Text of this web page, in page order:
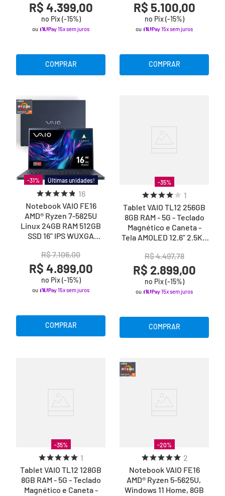
R$ 4.399,00
no Pix (-15%)
ou 15x sem juros
COMPRAR
R$ 5.100,00
no Pix (-15%)
ou 15x sem juros
COMPRAR
-31% Últimas unidades!
16
Notebook VAIO FE16
AMD® Ryzen 7-5825U
Linux 24GB RAM 512GB
SSD 16" IPS WUXGA
Grafite
R$7.106,00
R$ 4.899,00
no Pix (-15%)
ou 15x sem juros
COMPRAR
-35%
1
Tablet VAIO TL12 256GB
8GB RAM - 5G - Teclado
Magnético e Caneta -
Tela AMOLED 12.6” 2.5K -
R$4.497,78
R$ 2.899,00
no Pix (-15%)
ou 15x sem juros
COMPRAR
-35%
1
Tablet VAIO TL12 128GB
8GB RAM - 5G - Teclado
Magnético e Caneta -
-20%
2
Notebook VAIO FE16
AMD® Ryzen 5-5625U,
Windows 11 Home, 8GB